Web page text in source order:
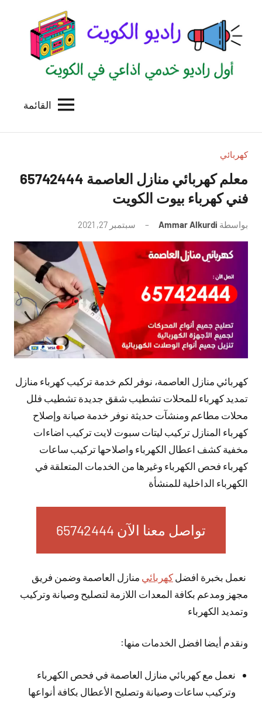
المحتوى
الكويت
للاعلانات
بالكويت
القائمة
كهربائي
معلم كهربائي منازل العاصمة 65742444
فني كهرباء بيوت الكويت
بواسطة Ammar Alkurdi سبتمبر 27, 2021
توجد
تعليقات
كهربائي منازل العاصمة، نوفر لكم خدمة تركيب كهرباء منازل
تمديد كهرباء للمحلات تشطيب شقق جديدة تشطيب فلل
محلات مطاعم ومنشآت حديثة نوفر خدمة صيانة وإصلاح
كهرباء المنازل تركيب ليتات سبوت لايت تركيب اضاءات
مخفية كشف اعطال الكهرباء واصلاحها تركيب ساعات
كهرباء فحص الكهرباء وغيرها من الخدمات المتعلقة في
الكهرباء الداخلية للمنشأة
تواصل معنا الآن 65742444
نعمل بخبرة افضل كهربائي منازل العاصمة وضمن فريق
مجهز ومدعم بكافة المعدات اللازمة لتصليح وصيانة وتركيب
وتمديد الكهرباء
ونقدم أيضا افضل الخدمات منها:
نعمل مع كهربائي منازل العاصمة في فحص الكهرباء
وتركيب ساعات وصيانة وتصليح الأعطال بكافة أنواعها